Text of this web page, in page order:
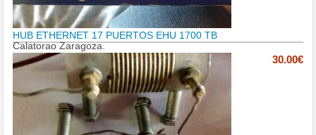
HUB ETHERNET 17 PUERTOS EHU 1700 TB
Calatorao Zaragoza.
30.00€